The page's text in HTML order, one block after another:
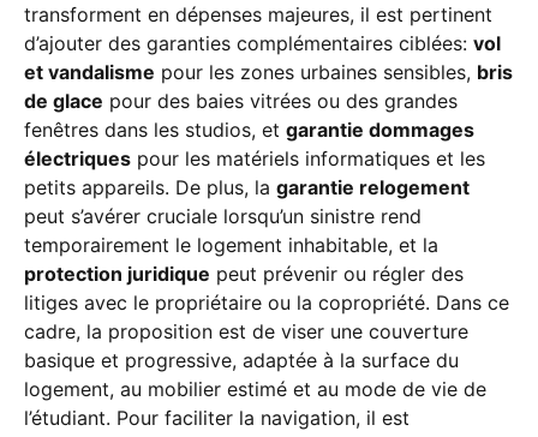
transforment en dépenses majeures, il est pertinent
d’ajouter des garanties complémentaires ciblées: vol
et vandalisme pour les zones urbaines sensibles, bris
de glace pour des baies vitrées ou des grandes
fenêtres dans les studios, et garantie dommages
électriques pour les matériels informatiques et les
petits appareils. De plus, la garantie relogement
peut s’avérer cruciale lorsqu’un sinistre rend
temporairement le logement inhabitable, et la
protection juridique peut prévenir ou régler des
litiges avec le propriétaire ou la copropriété. Dans ce
cadre, la proposition est de viser une couverture
basique et progressive, adaptée à la surface du
logement, au mobilier estimé et au mode de vie de
l’étudiant. Pour faciliter la navigation, il est